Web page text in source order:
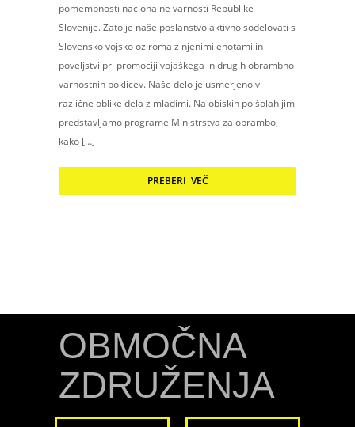
pomembnosti nacionalne varnosti Republike
Slovenije. Zato je naše poslanstvo aktivno sodelovati s
Slovensko vojsko oziroma z njenimi enotami in
poveljstvi pri promociji vojaškega in drugih obrambno
varnostnih poklicev. Naše delo je usmerjeno v
različne oblike dela z mladimi. Na obiskih po šolah jim
predstavljamo programe Ministrstva za obrambo,
kako […]
PREBERI VEČ
OBMOČNA
ZDRUŽENJA